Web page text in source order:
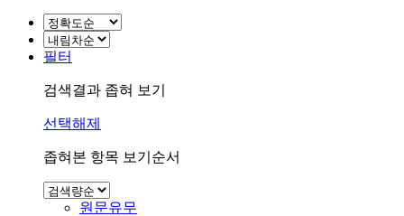
필터
검색결과 좁혀 보기
선택해제
좁혀본 항목 보기순서
원문유무